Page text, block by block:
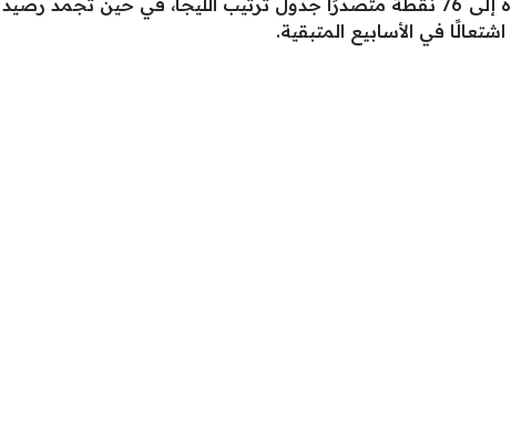
في الأسابيع المتبقية.